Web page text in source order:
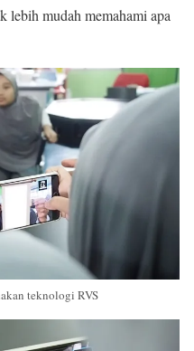
lebih mudah memahami apa
teknologi RVS